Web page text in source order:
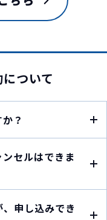
ついて
？
セルはできま
申し込みでき